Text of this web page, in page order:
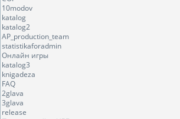
10modov
katalog
katalog2
AP_production_team
statistikaforadmin
Онлайн игры
katalog3
knigadeza
FAQ
2glava
3glava
release